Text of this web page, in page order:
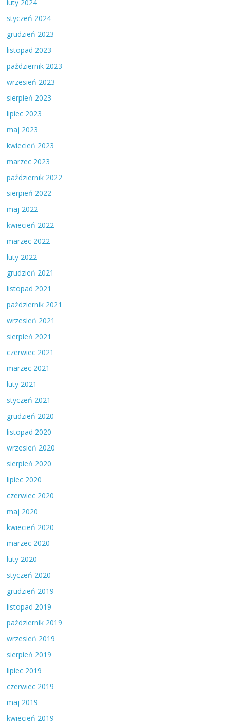
luty 2024
styczeń 2024
grudzień 2023
listopad 2023
październik 2023
wrzesień 2023
sierpień 2023
lipiec 2023
maj 2023
kwiecień 2023
marzec 2023
październik 2022
sierpień 2022
maj 2022
kwiecień 2022
marzec 2022
luty 2022
grudzień 2021
listopad 2021
październik 2021
wrzesień 2021
sierpień 2021
czerwiec 2021
marzec 2021
luty 2021
styczeń 2021
grudzień 2020
listopad 2020
wrzesień 2020
sierpień 2020
lipiec 2020
czerwiec 2020
maj 2020
kwiecień 2020
marzec 2020
luty 2020
styczeń 2020
grudzień 2019
listopad 2019
październik 2019
wrzesień 2019
sierpień 2019
lipiec 2019
czerwiec 2019
maj 2019
kwiecień 2019